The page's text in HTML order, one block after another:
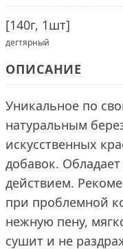
[140г, 1шт]
дегтярный
ОПИСАНИЕ
Уникальное по
натуральным
искусственных
добавок.
действием.
при проблемной
нежную пену,
сушит и не